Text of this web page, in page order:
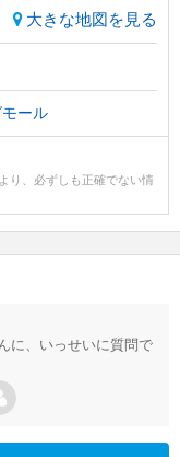
大きな地図を見る
ール
り、必ずしも正確でない情
に、いっせいに質問で